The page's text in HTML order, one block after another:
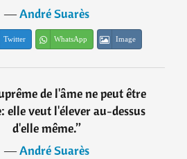
―André Suarès
Twitter WhatsApp Image
de l'âme ne peut être
elle veut l'élever au-dessus
d'elle même.”
―André Suarès